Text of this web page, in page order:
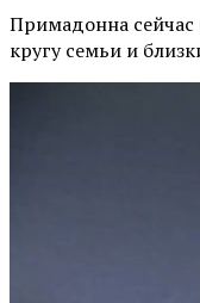
Примадонна
кругу семьи и